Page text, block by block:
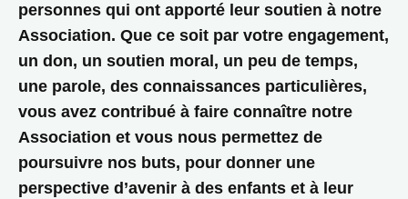
personnes qui ont apporté leur soutien à notre
Association. Que ce soit par votre engagement,
un don, un soutien moral, un peu de temps,
une parole, des connaissances particulières,
vous avez contribué à faire connaître notre
Association et vous nous permettez de
poursuivre nos buts, pour donner une
perspective d’avenir à des enfants et à leur